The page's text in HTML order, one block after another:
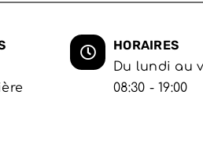
HORAIRES
Du lundi au
08:30 - 19:00